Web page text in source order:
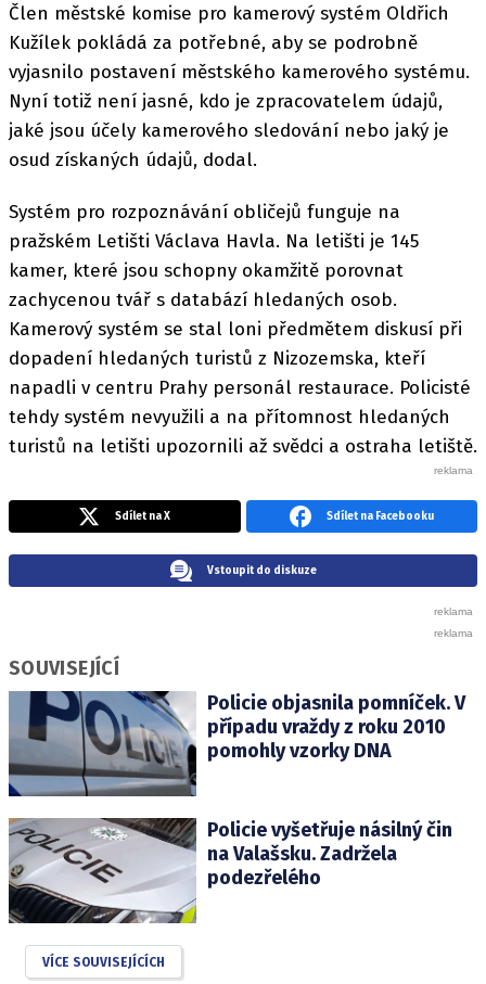
Člen městské komise pro kamerový systém Oldřich
Kužílek pokládá za potřebné, aby se podrobně
vyjasnilo postavení městského kamerového systému.
Nyní totiž není jasné, kdo je zpracovatelem údajů,
jaké jsou účely kamerového sledování nebo jaký je
osud získaných údajů, dodal.
Systém pro rozpoznávání obličejů funguje na
pražském Letišti Václava Havla. Na letišti je 145
kamer, které jsou schopny okamžitě porovnat
zachycenou tvář s databází hledaných osob.
Kamerový systém se stal loni předmětem diskusí při
dopadení hledaných turistů z Nizozemska, kteří
napadli v centru Prahy personál restaurace. Policisté
tehdy systém nevyužili a na přítomnost hledaných
turistů na letišti upozornili až svědci a ostraha letiště.
Sdílet na X Sdílet na Facebooku
Vstoupit do diskuze
SOUVISEJÍCÍ
Policie objasnila pomníček. V
případu vraždy z roku 2010
pomohly vzorky DNA
Policie vyšetřuje násilný čin
na Valašsku. Zadržela
podezřelého
VÍCE SOUVISEJÍCÍCH